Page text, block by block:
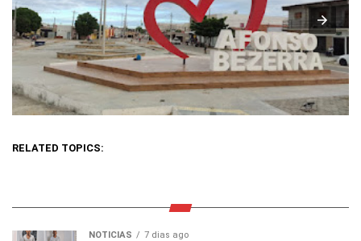
RELATED TOPICS:
NOTICIAS 7 dias ago